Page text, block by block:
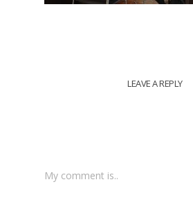
LEAVE A REPLY
My comment is..